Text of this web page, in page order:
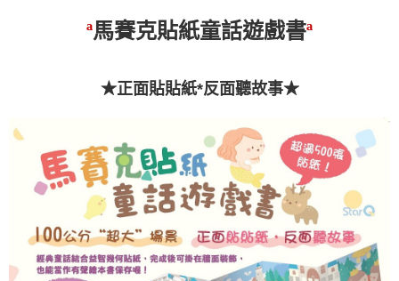
ª馬賽克貼紙童話遊戲書ª
★正面貼貼紙*反面聽故事★